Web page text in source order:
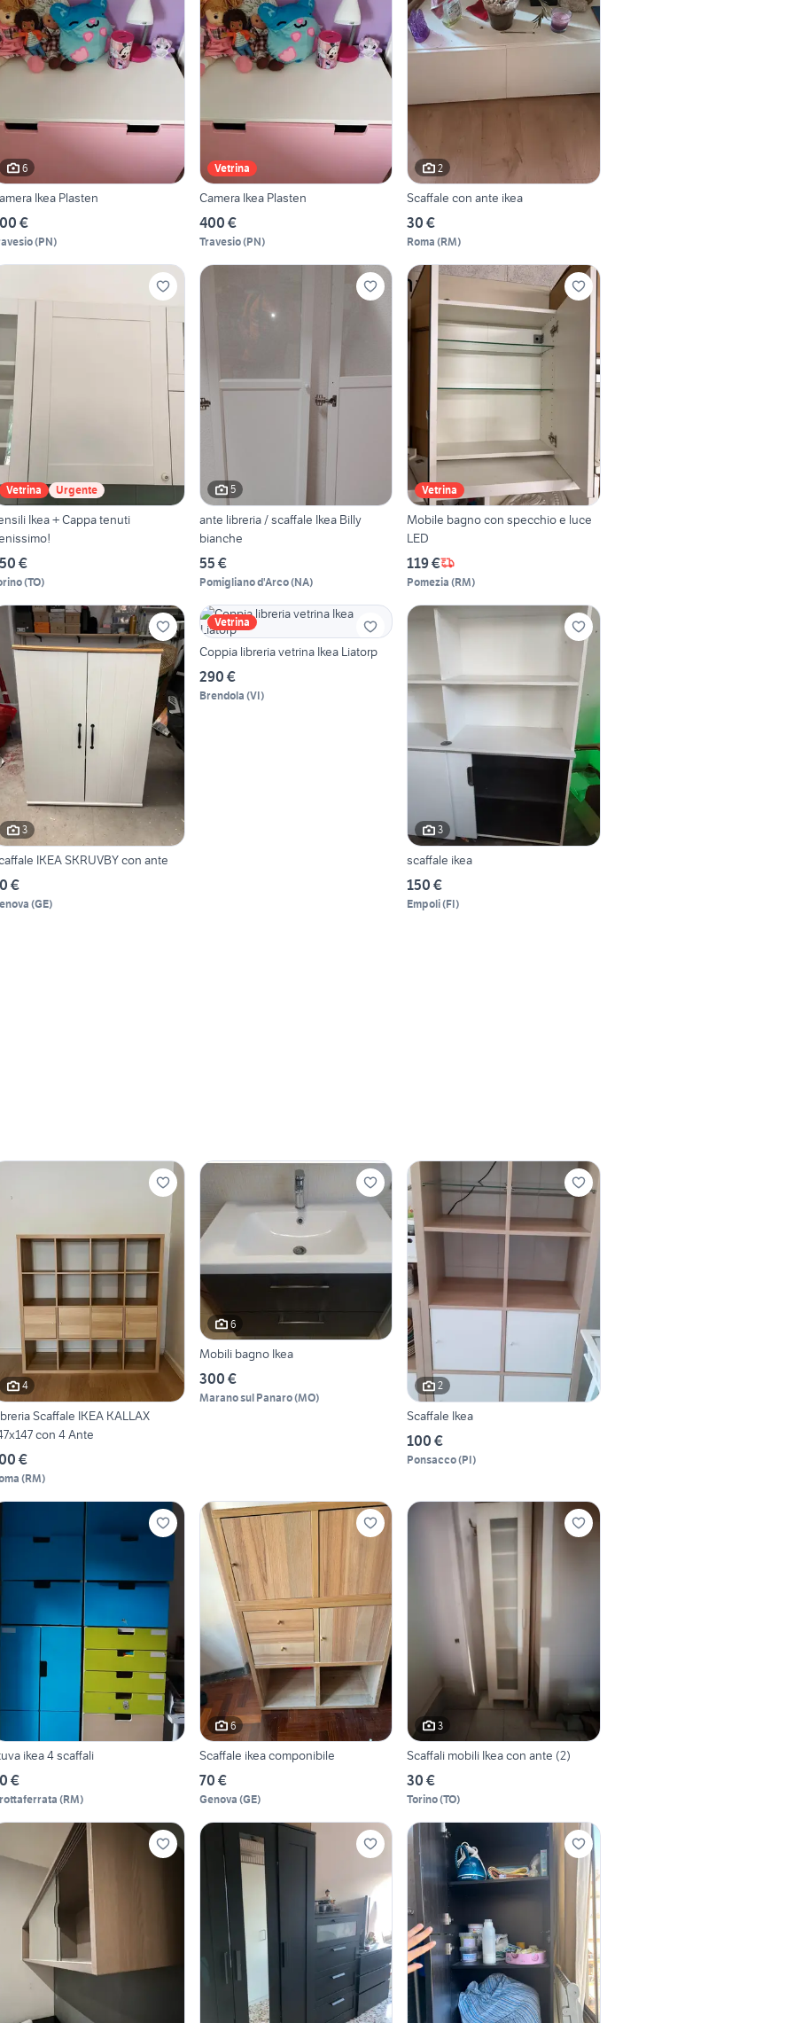
6
Ikea Plasten
€
(PN)
Vetrina
Camera Ikea Plasten
400 €
Travesio(PN)
2
Scaffale con ante ikea
30 €
Roma (RM)
Vetrina Urgente
Ikea + Cappa tenuti
€
(TO)
5
ante libreria / scaffale Ikea Billy
bianche
55 €
Pomigliano d'Arco(NA)
Vetrina
Mobile bagno con specchio e luce
LED
119 €
Pomezia (RM)
3
IKEA SKRUVBY con ante
€
(GE)
Vetrina
Coppia libreria vetrina Ikea Liatorp
290 €
Brendola (VI)
3
scaffale ikea
150 €
Empoli(FI)
4
Scaffale IKEA KALLAX
con 4 Ante
€
(RM)
6
Mobili bagno Ikea
300 €
Marano sul Panaro(MO)
2
Scaffale Ikea
100 €
Ponsacco(PI)
ikea 4 scaffali
€
(RM)
6
Scaffale ikea componibile
70 €
Genova (GE)
3
Scaffali mobili Ikea con ante (2)
30 €
Torino(TO)